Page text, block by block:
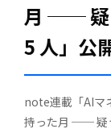
月 ── 疑
5 人」公
note連載「AIマ
持った月 ── 疑